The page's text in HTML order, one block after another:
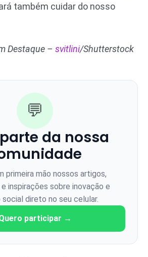
também cuidar do nosso
Destaque – svitlini/Shutterstock
💬
da nossa
primeira mão nossos artigos,
inspirações sobre inovação e
direto no seu celular.
participar →